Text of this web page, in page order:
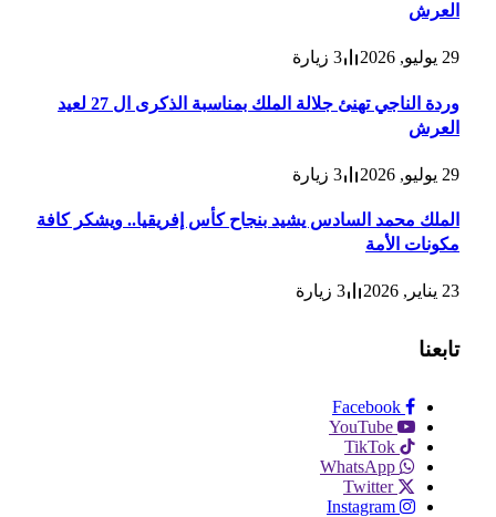
العرش
29 يوليو, 2026 3 زيارة
وردة الناجي تهنئ جلالة الملك بمناسبة الذكرى ال 27 لعيد
العرش
29 يوليو, 2026 3 زيارة
الملك محمد السادس يشيد بنجاح كأس إفريقيا.. ويشكر كافة
مكونات الأمة
23 يناير, 2026 3 زيارة
تابعنا
Facebook
YouTube
TikTok
WhatsApp
Twitter
Instagram